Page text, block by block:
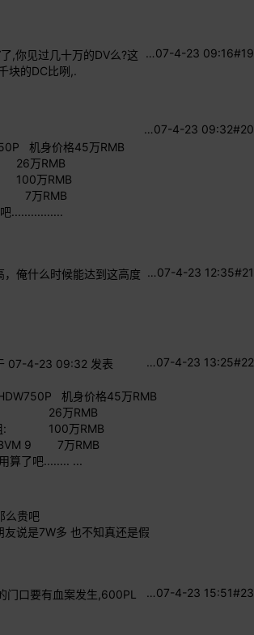
#19
07-4-23 09:16
…
,你见过几十万的DV么?这
块的DC比咧,.
#20
07-4-23 09:32
…
机身价格45万RMB
万RMB
万RMB
9 7万RMB
................
#21
07-4-23 12:35
…
俺什么时候能达到这高度
#22
07-4-23 13:25
…
07-4-23 09:32 发表
机身价格45万RMB
26万RMB
组: 100万RMB
BVM 9 7万RMB
算了吧........ ...
么贵吧
友说是7W多 也不知真还是假
#23
07-4-23 15:51
…
门口要有血案发生,600PL